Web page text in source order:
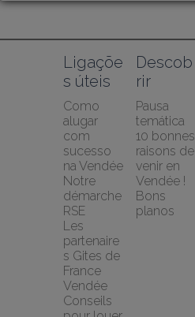
Ligaçõe
s úteis
Como
alugar
com
sucesso
na Vendée
Notre
démarche
RSE
Les
partenaire
s Gites de
France
Vendée
Conseils
Descob
rir
Pausa
temática
10 bonnes
raisons de
venir en
Vendée !
Bons
planos